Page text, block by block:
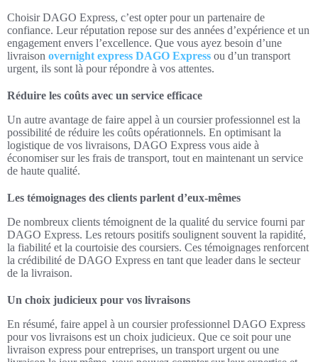
Choisir DAGO Express, c’est opter pour un partenaire de
confiance. Leur réputation repose sur des années d’expérience et un
engagement envers l’excellence. Que vous ayez besoin d’une
livraison overnight express DAGO Express ou d’un transport
urgent, ils sont là pour répondre à vos attentes.
Réduire les coûts avec un service efficace
Un autre avantage de faire appel à un coursier professionnel est la
possibilité de réduire les coûts opérationnels. En optimisant la
logistique de vos livraisons, DAGO Express vous aide à
économiser sur les frais de transport, tout en maintenant un service
de haute qualité.
Les témoignages des clients parlent d’eux-mêmes
De nombreux clients témoignent de la qualité du service fourni par
DAGO Express. Les retours positifs soulignent souvent la rapidité,
la fiabilité et la courtoisie des coursiers. Ces témoignages renforcent
la crédibilité de DAGO Express en tant que leader dans le secteur
de la livraison.
Un choix judicieux pour vos livraisons
En résumé, faire appel à un coursier professionnel DAGO Express
pour vos livraisons est un choix judicieux. Que ce soit pour une
livraison express pour entreprises, un transport urgent ou une